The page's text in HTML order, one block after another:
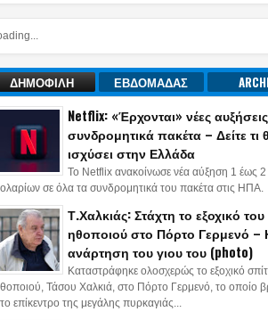
ΔΗΜΟΦΙΛΗ ΕΒΔΟΜΑΔΑΣ
Netflix: «Έρχονται» νέες
συνδρομητικά πακέτα – Δείτε τι
ισχύσει στην Ελλάδα
Το Netflix ανακοίνωσε νέα αύξηση 1 έως 2
σε όλα τα συνδρομητικά του πακέτα στις ΗΠΑ.
Τ.Χαλκιάς: Στάχτη το εξοχικό του
ηθοποιού στο Πόρτο Γερμενό –
ανάρτηση του γιου του (photo)
Καταστράφηκε ολοσχερώς το εξοχικό
Τάσου Χαλκιά, στο Πόρτο Γερμενό, το οποίο
επίκεντρο της μεγάλης πυρκαγιάς...